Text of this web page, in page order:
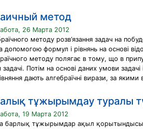
метод
26 Марта 2012
методу розв’язання задач на
допомогою формул і рівнянь на основі
методу полягає в тому, що в
задачі. Потім на основі даних умови
дають алгебраїчні вирази, за якими
тұжырымдау туралы
19 Марта 2012
барлық тұжырымдар ақыл қорытындысы